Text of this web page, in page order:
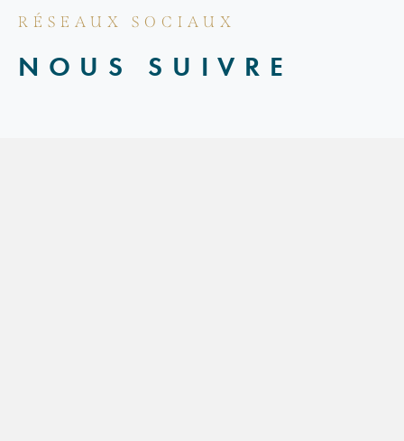
RÉSEAUX SOCIAUX
NOUS SUIVRE